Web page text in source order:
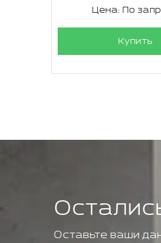
Цена: По
Купить
Оставьте ваши